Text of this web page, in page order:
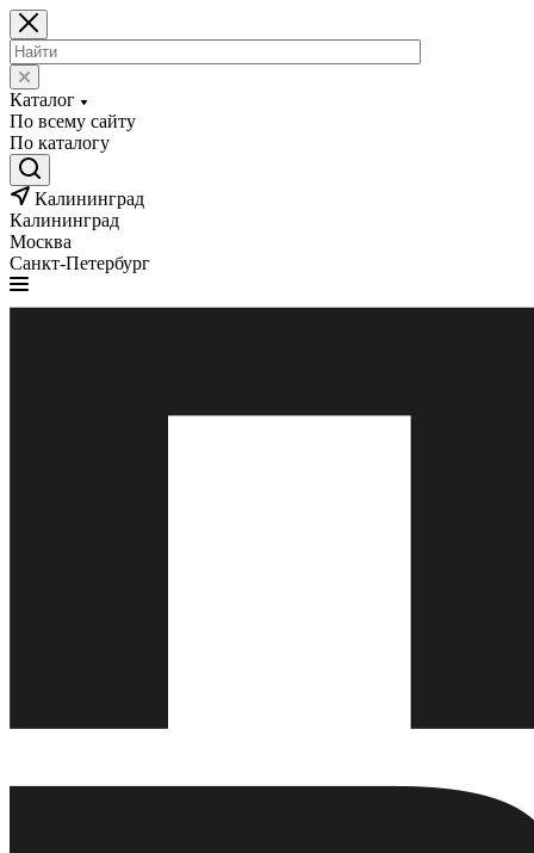
Каталог
По всему сайту
По каталогу
Калининград
Калининград
Москва
Санкт-Петербург